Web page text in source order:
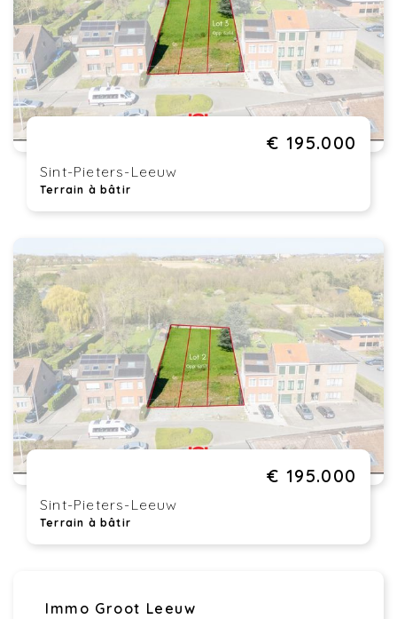
€ 195.000
Sint-Pieters-Leeuw
Terrain à bâtir
€ 195.000
Sint-Pieters-Leeuw
Terrain à bâtir
Immo Groot Leeuw